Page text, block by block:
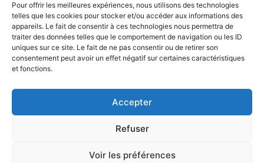
Pour offrir les meilleures expériences, nous utilisons des technologies
telles que les cookies pour stocker et/ou accéder aux informations des
appareils. Le fait de consentir à ces technologies nous permettra de
traiter des données telles que le comportement de navigation ou les ID
uniques sur ce site. Le fait de ne pas consentir ou de retirer son
consentement peut avoir un effet négatif sur certaines caractéristiques
et fonctions.
Accepter
Refuser
Voir les préférences
Mardi : de 17 h à 20 h
Jeudi : de 17 h à 20 h
Samedi : de 14 h à 17 h
Stand de tir LA BOTZACHE
Près de Mazembroz
Tel: +41 (0)79 220 41 69
Plan d'accès